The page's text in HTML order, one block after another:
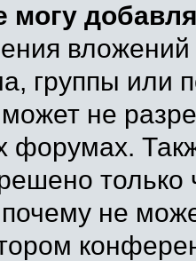
могу
группы или
не
форумах.
не